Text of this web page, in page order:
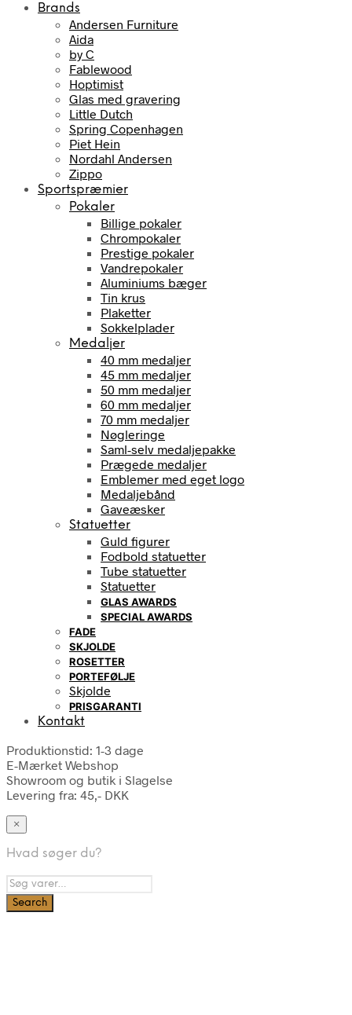
Brands
Andersen Furniture
Aida
by C
Fablewood
Hoptimist
Glas med gravering
Little Dutch
Spring Copenhagen
Piet Hein
Nordahl Andersen
Zippo
Sportspræmier
Pokaler
Billige pokaler
Chrompokaler
Prestige pokaler
Vandrepokaler
Aluminiums bæger
Tin krus
Plaketter
Sokkelplader
Medaljer
40 mm medaljer
45 mm medaljer
50 mm medaljer
60 mm medaljer
70 mm medaljer
Nøgleringe
Saml-selv medaljepakke
Prægede medaljer
Emblemer med eget logo
Medaljebånd
Gaveæsker
Statuetter
Guld figurer
Fodbold statuetter
Tube statuetter
Statuetter
GLAS AWARDS
SPECIAL AWARDS
FADE
SKJOLDE
ROSETTER
PORTEFØLJE
Skjolde
PRISGARANTI
Kontakt
Produktionstid: 1-3 dage
E-Mærket Webshop
Showroom og butik i Slagelse
Levering fra: 45,- DKK
×
Hvad søger du?